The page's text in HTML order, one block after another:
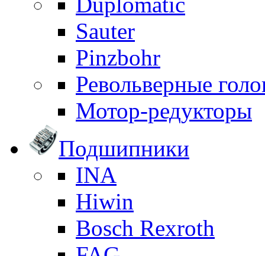
Sauter
Pinzbohr
Револьверные
Мотор-редукторы
Подшипники
INA
Hiwin
Bosch Rexroth